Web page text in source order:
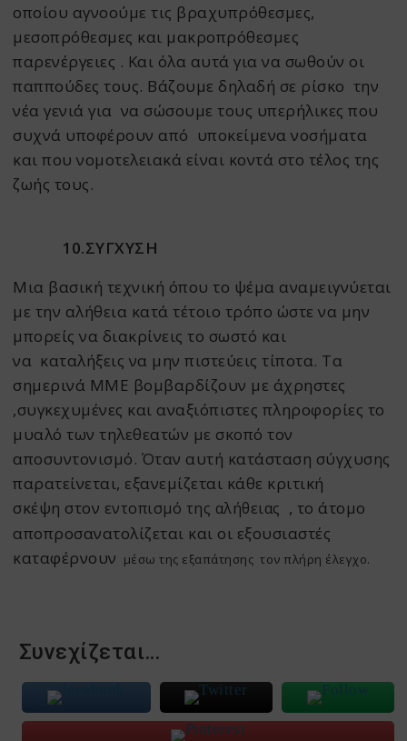
οποίου αγνοούμε τις βραχυπρόθεσμες,
μεσοπρόθεσμες και μακροπρόθεσμες
παρενέργειες . Και όλα αυτά για να σωθούν οι
παππούδες τους. Βάζουμε δηλαδή σε ρίσκο την
νέα γενιά για να σώσουμε τους υπερήλικες που
συχνά υποφέρουν από υποκείμενα νοσήματα
και που νομοτελειακά είναι κοντά στο τέλος της
ζωής τους.
10.ΣΥΓΧΥΣΗ
Μια βασική τεχνική όπου το ψέμα αναμειγνύεται
με την αλήθεια κατά τέτοιο τρόπο ώστε να μην
μπορείς να διακρίνεις το σωστό και
να καταλήξεις να μην πιστεύεις τίποτα. Τα
σημερινά ΜΜΕ βομβαρδίζουν με άχρηστες
,συγκεχυμένες και αναξιόπιστες πληροφορίες το
μυαλό των τηλεθεατών με σκοπό τον
αποσυντονισμό. Όταν αυτή κατάσταση σύγχυσης
παρατείνεται, εξανεμίζεται κάθε κριτική
σκέψη στον εντοπισμό της αλήθειας , το άτομο
αποπροσανατολίζεται και οι εξουσιαστές
καταφέρνουν μέσω της εξαπάτησης τον πλήρη έλεγχο.
Συνεχίζεται…